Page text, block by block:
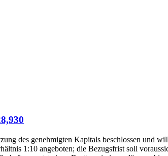
des genehmigten Kapitals beschlossen und
1:10 angeboten; die Bezugsfrist soll